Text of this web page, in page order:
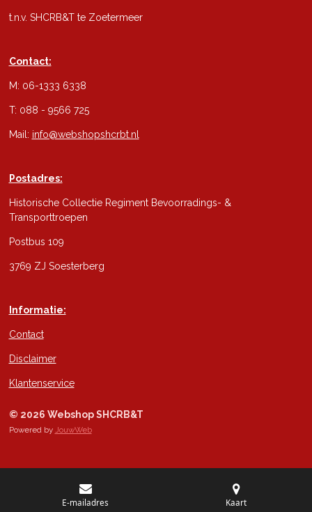
t.n.v. SHCRB&T te Zoetermeer
Contact:
M: 06-1333 6338
T: 088 - 9566 725
Mail: info@webshopshcrbt.nl
Postadres:
Historische Collectie Regiment Bevoorradings- &
Transporttroepen
Postbus 109
3769 ZJ Soesterberg
Informatie:
Contact
Disclaimer
Klantenservice
© 2026 Webshop SHCRB&T
Powered by JouwWeb
E-mailadres Kaart